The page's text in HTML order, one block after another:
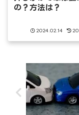
の？方法は？
2024.02.14